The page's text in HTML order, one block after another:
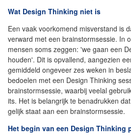
Wat Design Thinking niet is
Een vaak voorkomend misverstand is
verward met een brainstormsessie. In
mensen soms zeggen: 'we gaan een
houden'. Dit is opvallend, aangezien
gemiddeld ongeveer zes weken in
bedoelen met een Design Thinking
brainstormsessie, waarbij veelal
its. Het is belangrijk te benadrukken
gelijk staat aan een brainstormsessie.
Het begin van een Design Thinking